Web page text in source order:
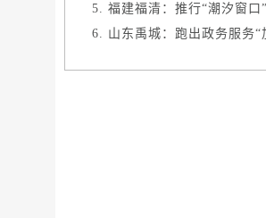
福建福清：推行“潮汐窗
山东禹城：跑出政务服务“